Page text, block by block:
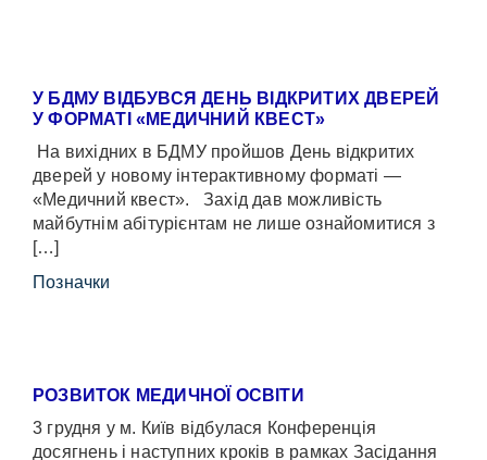
У БДМУ ВІДБУВСЯ ДЕНЬ ВІДКРИТИХ ДВЕРЕЙ
У ФОРМАТІ «МЕДИЧНИЙ КВЕСТ»
На вихідних в БДМУ пройшов День відкритих
дверей у новому інтерактивному форматі —
«Медичний квест». Захід дав можливість
майбутнім абітурієнтам не лише ознайомитися з
[…]
Позначки
РОЗВИТОК МЕДИЧНОЇ ОСВІТИ
3 грудня у м. Київ відбулася Конференція
досягнень і наступних кроків в рамках Засідання